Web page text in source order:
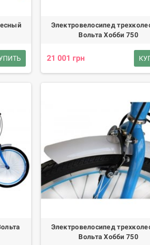
Электровелосипед
Вольта Хобби 750
21 001 грн
Электровелосипед
Вольта Хобби 750